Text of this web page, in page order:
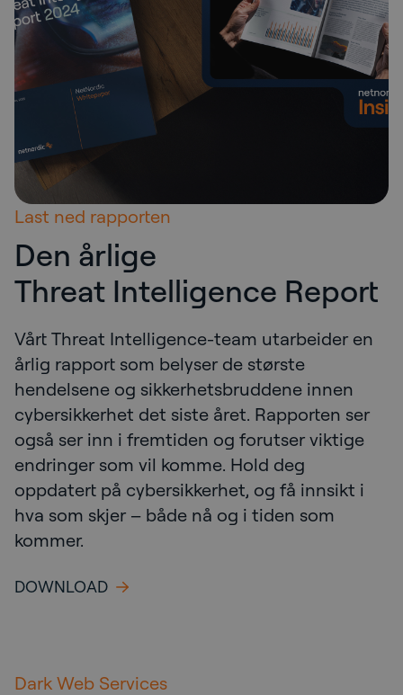
Last ned rapporten
Den årlige
Threat Intelligence Report
Vårt Threat Intelligence-team utarbeider en
årlig rapport som belyser de største
hendelsene og sikkerhetsbruddene innen
cybersikkerhet det siste året. Rapporten ser
også ser inn i fremtiden og forutser viktige
endringer som vil komme. Hold deg
oppdatert på cybersikkerhet, og få innsikt i
hva som skjer – både nå og i tiden som
kommer.
DOWNLOAD
Dark Web Services